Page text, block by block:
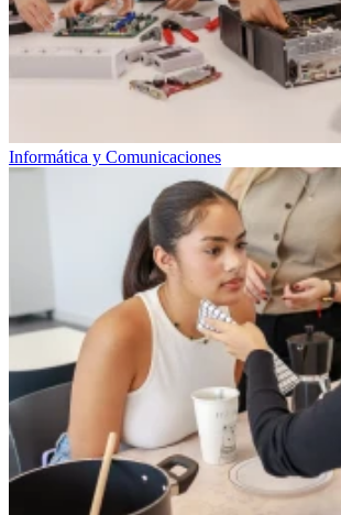
Informática y Comunicaciones